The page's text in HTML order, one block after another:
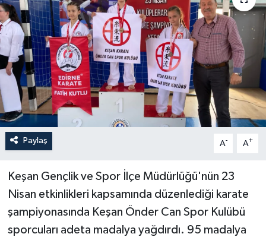
Paylaş A- A+
Keşan Gençlik ve Spor İlçe Müdürlüğü'nün 23
Nisan etkinlikleri kapsamında düzenlediği karate
şampiyonasında Keşan Önder Can Spor Kulübü
sporcuları adeta madalya yağdırdı. 95 madalya